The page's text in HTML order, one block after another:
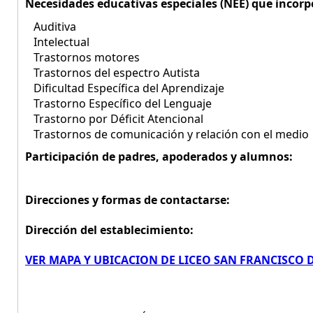
Necesidades educativas especiales (NEE) que
Auditiva
Intelectual
Trastornos motores
Trastornos del espectro Autista
Dificultad Específica del Aprendizaje
Trastorno Específico del Lenguaje
Trastorno por Déficit Atencional
Trastornos de comunicación y relación con el medio
Participación de padres, apoderados y alumnos:
Direcciones y formas de contactarse:
Dirección del establecimiento:
VER MAPA Y UBICACION DE LICEO SAN FRANCISCO